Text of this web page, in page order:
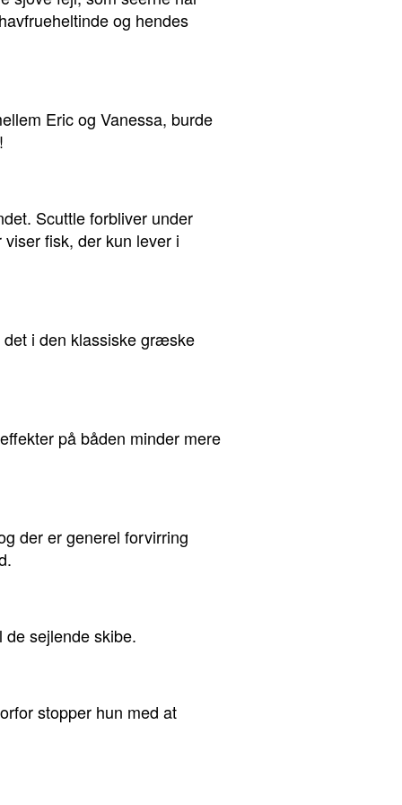
og hendes
Eric og Vanessa, burde
Scuttle forbliver under
fisk, der kun lever i
det i den klassiske græske
på båden minder mere
der er generel forvirring
sejlende skibe.
stopper hun med at